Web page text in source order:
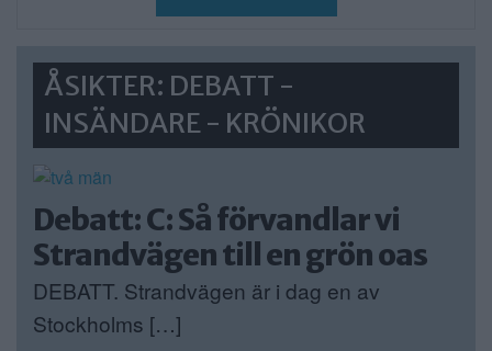
ÅSIKTER: DEBATT -
INSÄNDARE - KRÖNIKOR
Debatt: C: Så förvandlar vi
Strandvägen till en grön oas
DEBATT. Strandvägen är i dag en av
Stockholms […]